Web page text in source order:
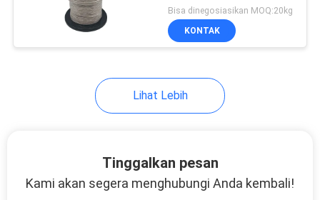
kawat tembaga yang
terisolasi dengan enamel
Bisa dinegosiasikan MOQ:20kg
KONTAK
Lihat Lebih
Tinggalkan pesan
Kami akan segera menghubungi Anda kembali!